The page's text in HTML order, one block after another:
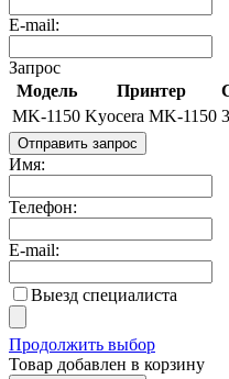
E-mail:
Запрос
Модель
Принтер
MK-1150 Kyocera MK-1150
Отправить запрос
Имя:
Телефон:
E-mail:
Выезд специалиста
Продолжить выбор
Товар добавлен в корзину